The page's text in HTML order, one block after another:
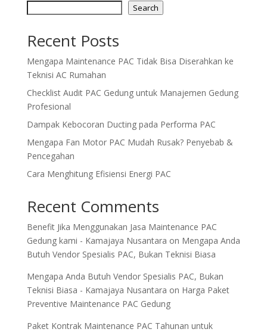
Search
Recent Posts
Mengapa Maintenance PAC Tidak Bisa Diserahkan ke
Teknisi AC Rumahan
Checklist Audit PAC Gedung untuk Manajemen Gedung
Profesional
Dampak Kebocoran Ducting pada Performa PAC
Mengapa Fan Motor PAC Mudah Rusak? Penyebab &
Pencegahan
Cara Menghitung Efisiensi Energi PAC
Recent Comments
Benefit Jika Menggunakan Jasa Maintenance PAC
Gedung kami - Kamajaya Nusantara on Mengapa Anda
Butuh Vendor Spesialis PAC, Bukan Teknisi Biasa
Mengapa Anda Butuh Vendor Spesialis PAC, Bukan
Teknisi Biasa - Kamajaya Nusantara on Harga Paket
Preventive Maintenance PAC Gedung
Paket Kontrak Maintenance PAC Tahunan untuk